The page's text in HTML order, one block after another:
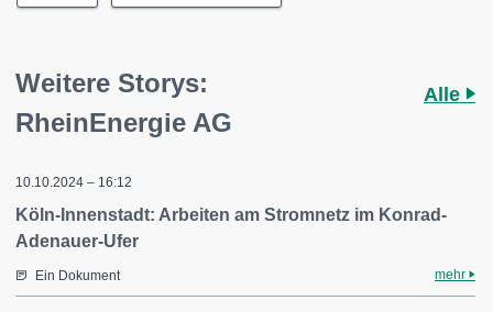
Weitere Storys:
RheinEnergie AG
Alle
10.10.2024 – 16:12
Köln-Innenstadt: Arbeiten am Stromnetz im Konrad-
Adenauer-Ufer
Ein Dokument mehr